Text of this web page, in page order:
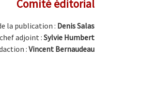
Comité éditorial
la publication : Denis Salas
adjoint : Sylvie Humbert
:Vincent Bernaudeau